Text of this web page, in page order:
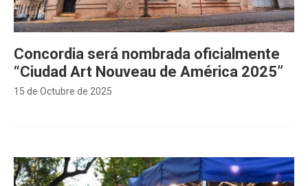
15 de Octubre de 2025
Concordia será nombrada oficialmente
“Ciudad Art Nouveau de América 2025”